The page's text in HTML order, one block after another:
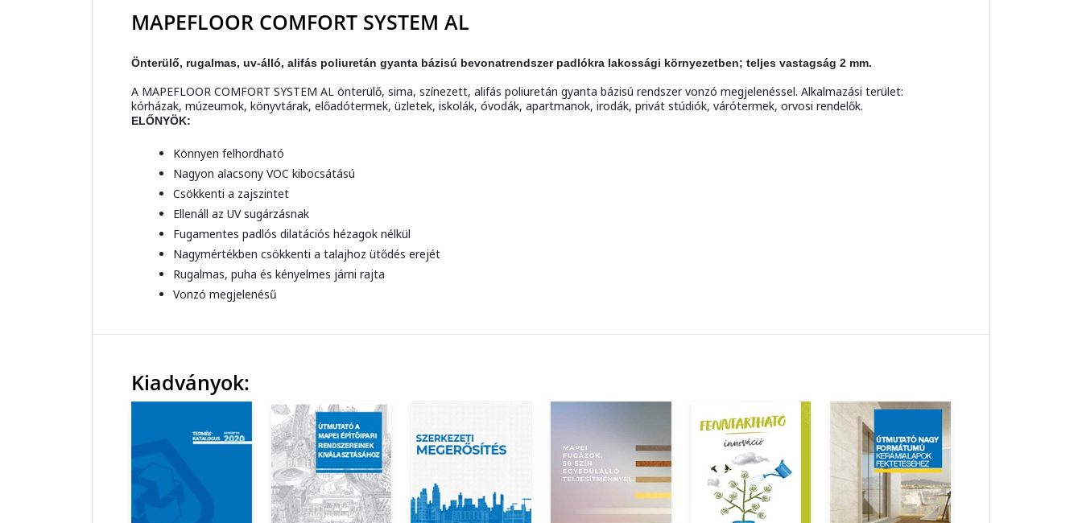
MAPEFLOOR COMFORT SYSTEM AL
Önterülő, rugalmas, uv-álló, alifás poliuretán gyanta bázisú bevonatrendszer padlókra lakossági környezetben; teljes vastagság 2 mm.
A MAPEFLOOR COMFORT SYSTEM AL önterülő, sima, színezett, alifás poliuretán gyanta bázisú rendszer vonzó megjelenéssel. Alkalmazási terület:
kórházak, múzeumok, könyvtárak, előadótermek, üzletek, iskolák, óvodák, apartmanok, irodák, privát stúdiók, várótermek, orvosi rendelők.
ELŐNYÖK:
Könnyen felhordható
Nagyon alacsony VOC kibocsátású
Csökkenti a zajszintet
Ellenáll az UV sugárzásnak
Fugamentes padlós dilatációs hézagok nélkül
Nagymértékben csökkenti a talajhoz ütődés erejét
Rugalmas, puha és kényelmes járni rajta
Vonzó megjelenésű
Kiadványok: